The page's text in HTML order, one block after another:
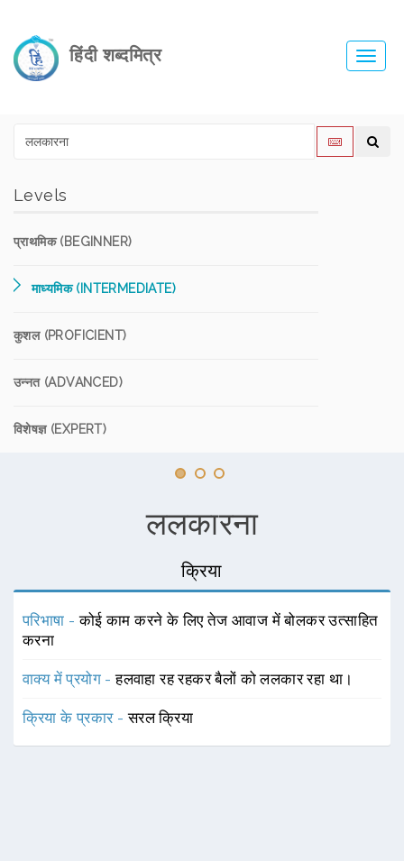
हिंदी शब्दमित्र
Levels
प्राथमिक (BEGINNER)
माध्यमिक (INTERMEDIATE)
कुशल (PROFICIENT)
उन्नत (ADVANCED)
विशेषज्ञ (EXPERT)
ललकारना
क्रिया
परिभाषा -कोई काम करने के लिए तेज आवाज में बोलकर उत्साहित
करना
वाक्य में प्रयोग -हलवाहा रह रहकर बैलों को ललकार रहा था।
क्रिया के प्रकार -सरल क्रिया